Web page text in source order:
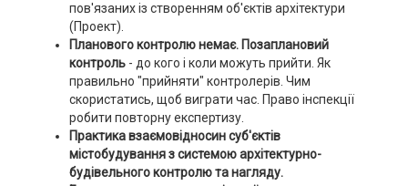
пов'язаних із створенням об'єктів архітектури
(Проект).
Планового контролю немає. Позаплановий
контроль- до кого і коли можуть прийти. Як
правильно "прийняти" контролерів. Чим
скористатись, щоб виграти час. Право інспекції
робити повторну експертизу.
Практика взаємовідносин суб'єктів
містобудування з системою архітектурно-
будівельного контролю та нагляду.